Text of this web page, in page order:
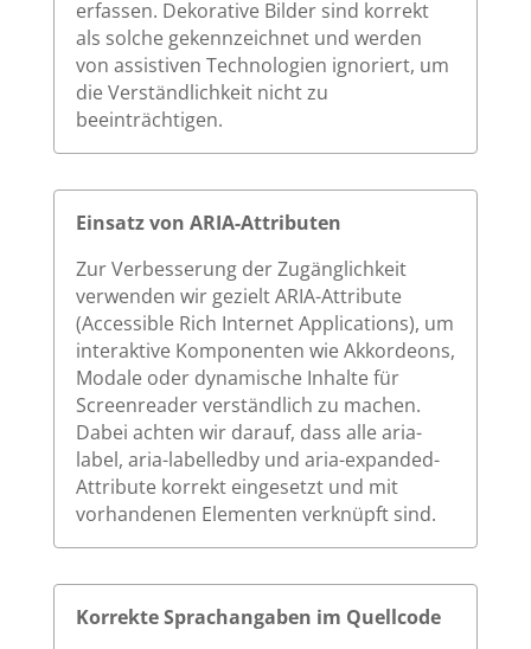
erfassen. Dekorative Bilder sind korrekt
als solche gekennzeichnet und werden
von assistiven Technologien ignoriert, um
die Verständlichkeit nicht zu
beeinträchtigen.
Einsatz von ARIA-Attributen
Zur Verbesserung der Zugänglichkeit
verwenden wir gezielt ARIA-Attribute
(Accessible Rich Internet Applications), um
interaktive Komponenten wie Akkordeons,
Modale oder dynamische Inhalte für
Screenreader verständlich zu machen.
Dabei achten wir darauf, dass alle aria-
label, aria-labelledby und aria-expanded-
Attribute korrekt eingesetzt und mit
vorhandenen Elementen verknüpft sind.
Korrekte Sprachangaben im Quellcode